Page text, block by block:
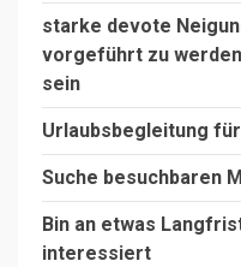
starke devote
vorgeführt zu
sein
Urlaubsbegleitung für
Suche besuchbaren
Bin an etwas
interessiert